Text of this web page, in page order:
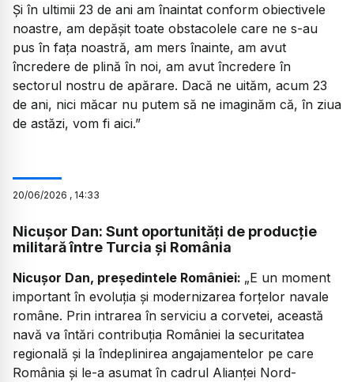
Și în ultimii 23 de ani am înaintat conform obiectivele
noastre, am depășit toate obstacolele care ne s-au
pus în fața noastră, am mers înainte, am avut
încredere de plină în noi, am avut încredere în
sectorul nostru de apărare. Dacă ne uităm, acum 23
de ani, nici măcar nu putem să ne imaginăm că, în ziua
de astăzi, vom fi aici.”
20/06/2026 , 14:33
Nicușor Dan: Sunt oportunități de producție
militară între Turcia și România
Nicușor Dan, președintele României: „E un moment
important în evoluția și modernizarea forțelor navale
române. Prin intrarea în serviciu a corvetei, această
navă va întări contribuția României la securitatea
regională și la îndeplinirea angajamentelor pe care
România și le-a asumat în cadrul Alianței Nord-